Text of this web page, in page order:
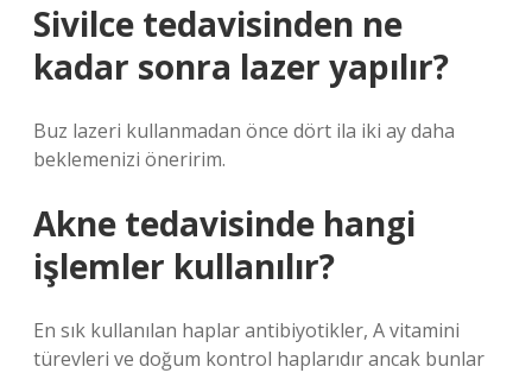
Sivilce tedavisinden ne
kadar sonra lazer yapılır?
Buz lazeri kullanmadan önce dört ila iki ay daha
beklemenizi öneririm.
Akne tedavisinde hangi
işlemler kullanılır?
En sık kullanılan haplar antibiyotikler, A vitamini
türevleri ve doğum kontrol haplarıdır ancak bunlar